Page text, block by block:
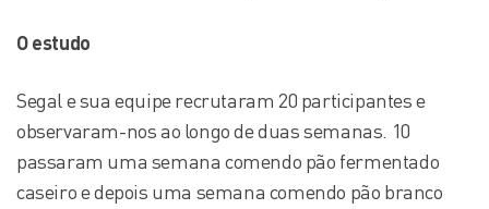
O estudo
Segal e sua equipe recrutaram 20 participantes e
observaram-nos ao longo de duas semanas. 10
passaram uma semana comendo pão fermentado
caseiro e depois uma semana comendo pão branco